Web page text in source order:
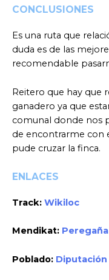
CONCLUSIONES
Es una ruta que
duda es de las
recomendable
Reitero que hay que
ganadero ya que
comunal donde nos
de encontrarme con
pude cruzar la finca.
ENLACES
Track: Wikiloc
Mendikat: Peregaña
Poblado: Diputación